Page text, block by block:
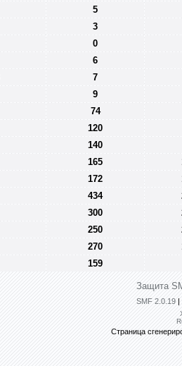
5
3
0
6
7
9
74
120
140
165
172
434
300
250
270
159
Защита
SMF 2.0.19 |
Страница